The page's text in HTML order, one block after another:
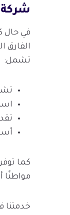
في حال
الفارق
تشمل:
كما
مواطنًا
خدمتنا